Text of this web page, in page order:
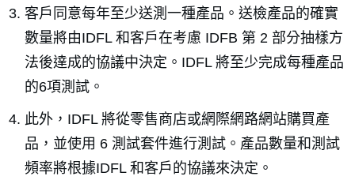
客戶同意每年至少送測一種產品。送檢產品的確實
數量將由IDFL 和客戶在考慮 IDFB 第 2 部分抽樣方
法後達成的協議中決定。IDFL 將至少完成每種產品
的6項測試。
此外，IDFL 將從零售商店或網際網路網站購買產
品，並使用 6 測試套件進行測試。產品數量和測試
頻率將根據IDFL 和客戶的協議來決定。